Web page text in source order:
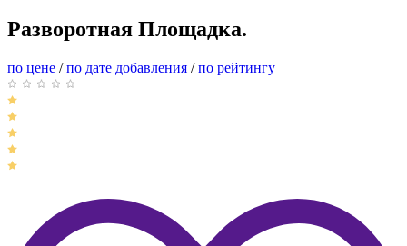
Разворотная Площадка.
по цене /по дате добавления /по рейтингу